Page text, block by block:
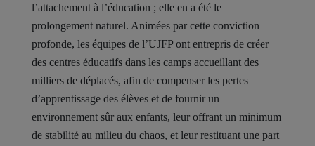
l’attachement à l’éducation ; elle en a été le
prolongement naturel. Animées par cette conviction
profonde, les équipes de l’UJFP ont entrepris de créer
des centres éducatifs dans les camps accueillant des
milliers de déplacés, afin de compenser les pertes
d’apprentissage des élèves et de fournir un
environnement sûr aux enfants, leur offrant un minimum
de stabilité au milieu du chaos, et leur restituant une part